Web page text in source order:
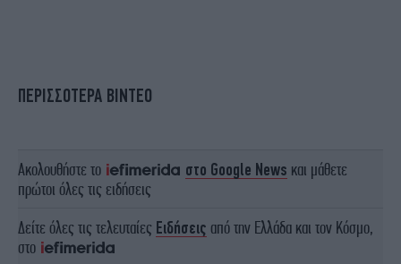
ΠΕΡΙΣΣΟΤΕΡΑ ΒΙΝΤΕΟ
Ακολουθήστε το στο Google News και μάθετε
πρώτοι όλες τις ειδήσεις
Δείτε όλες τις τελευταίες Ειδήσεις από την Ελλάδα και τον Κόσμο,
στο